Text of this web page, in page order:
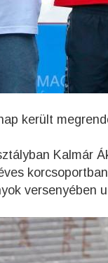
került
Kalmár
versenyében